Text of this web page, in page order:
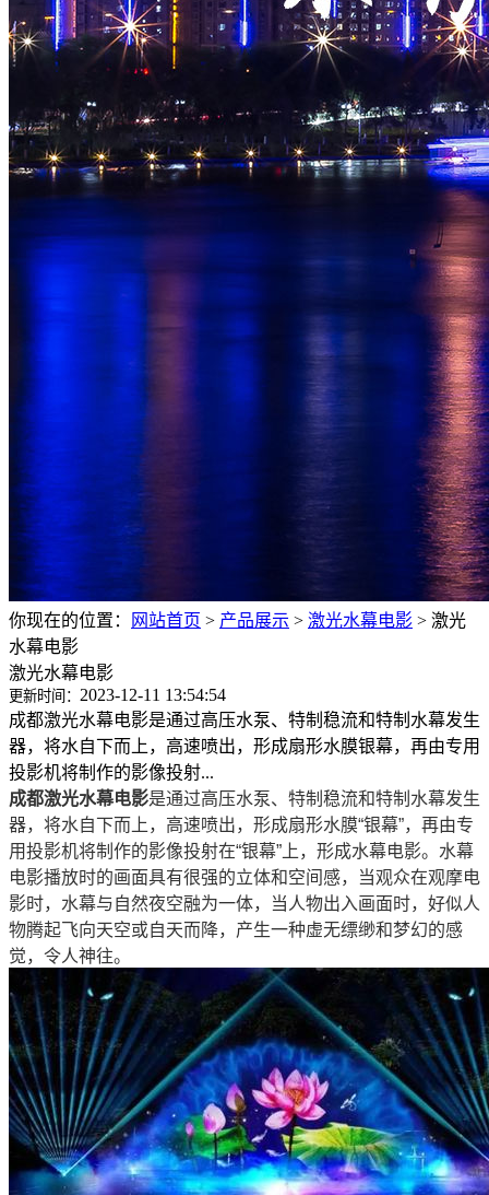
你现在的位置： 网站首页 > 产品展示 > 激光水幕电影 > 激光
水幕电影
激光水幕电影
更新时间： 2023-12-11 13:54:54
成都激光水幕电影是通过高压水泵、特制稳流和特制水幕发生
器，将水自下而上，高速喷出，形成扇形水膜银幕，再由专用
投影机将制作的影像投射...
成都激光水幕电影是通过高压水泵、特制稳流和特制水幕发生
器，将水自下而上，高速喷出，形成扇形水膜“银幕”，再由专
用投影机将制作的影像投射在“银幕”上，形成水幕电影。水幕
电影播放时的画面具有很强的立体和空间感，当观众在观摩电
影时，水幕与自然夜空融为一体，当人物出入画面时，好似人
物腾起飞向天空或自天而降，产生一种虚无缥缈和梦幻的感
觉，令人神往。